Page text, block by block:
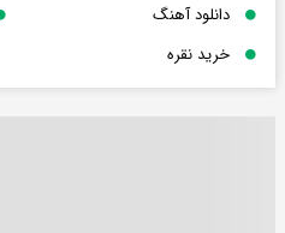
دانلود آهنگ
خرید نقره